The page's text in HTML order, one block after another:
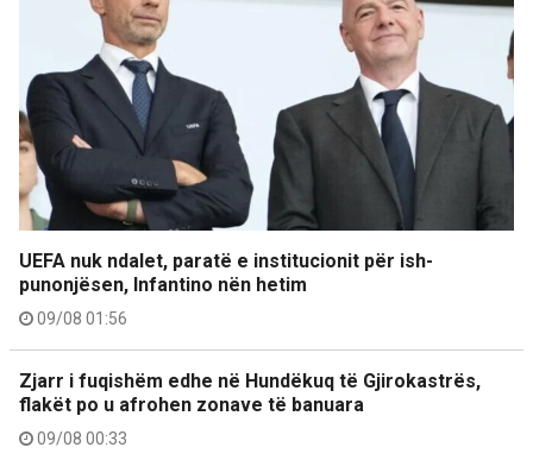
UEFA nuk ndalet, paratë e institucionit për ish-
punonjësen, Infantino nën hetim
09/08 01:56
Zjarr i fuqishëm edhe në Hundëkuq të Gjirokastrës,
flakët po u afrohen zonave të banuara
09/08 00:33